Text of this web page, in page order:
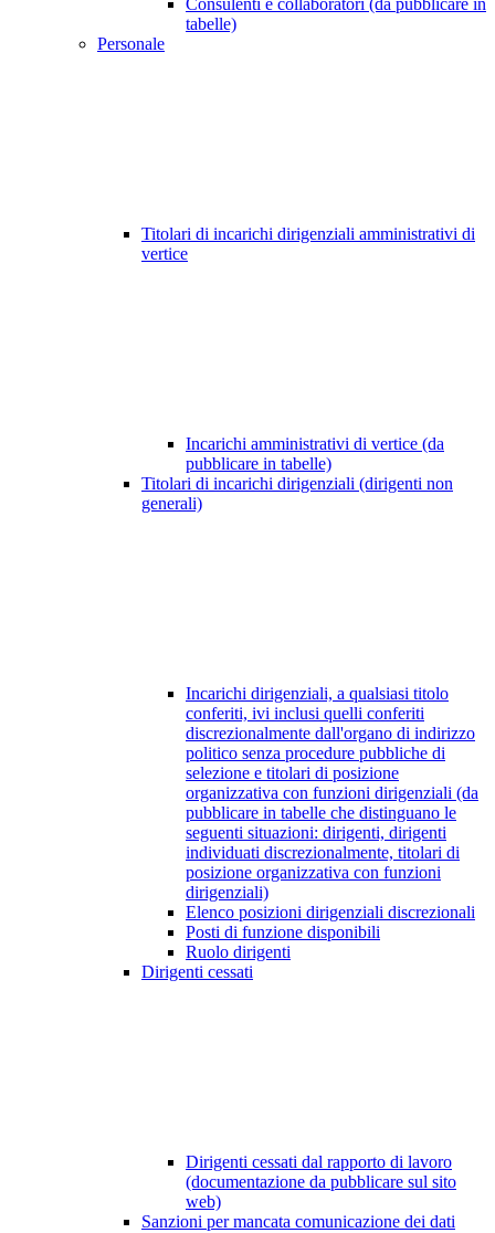
Consulenti e collaboratori (da pubblicare in
tabelle)
Personale
Titolari di incarichi dirigenziali amministrativi di
vertice
Incarichi amministrativi di vertice (da
pubblicare in tabelle)
Titolari di incarichi dirigenziali (dirigenti non
generali)
Incarichi dirigenziali, a qualsiasi titolo
conferiti, ivi inclusi quelli conferiti
discrezionalmente dall'organo di indirizzo
politico senza procedure pubbliche di
selezione e titolari di posizione
organizzativa con funzioni dirigenziali (da
pubblicare in tabelle che distinguano le
seguenti situazioni: dirigenti, dirigenti
individuati discrezionalmente, titolari di
posizione organizzativa con funzioni
dirigenziali)
Elenco posizioni dirigenziali discrezionali
Posti di funzione disponibili
Ruolo dirigenti
Dirigenti cessati
Dirigenti cessati dal rapporto di lavoro
(documentazione da pubblicare sul sito
web)
Sanzioni per mancata comunicazione dei dati